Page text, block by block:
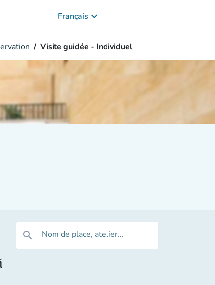
Français keyboard_arrow_down
Visite guidée - Individuel
search Nom de place, atelier...